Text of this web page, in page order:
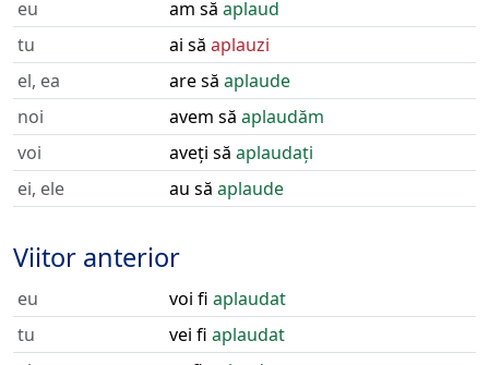
eu am să aplaud
tu
ai să aplauzi
el, ea
are să aplaude
noi
avem să aplaudăm
voi
aveți să aplaudați
ei, ele
au să aplaude
Viitor anterior
eu voi fi aplaudat
tu
vei fi aplaudat